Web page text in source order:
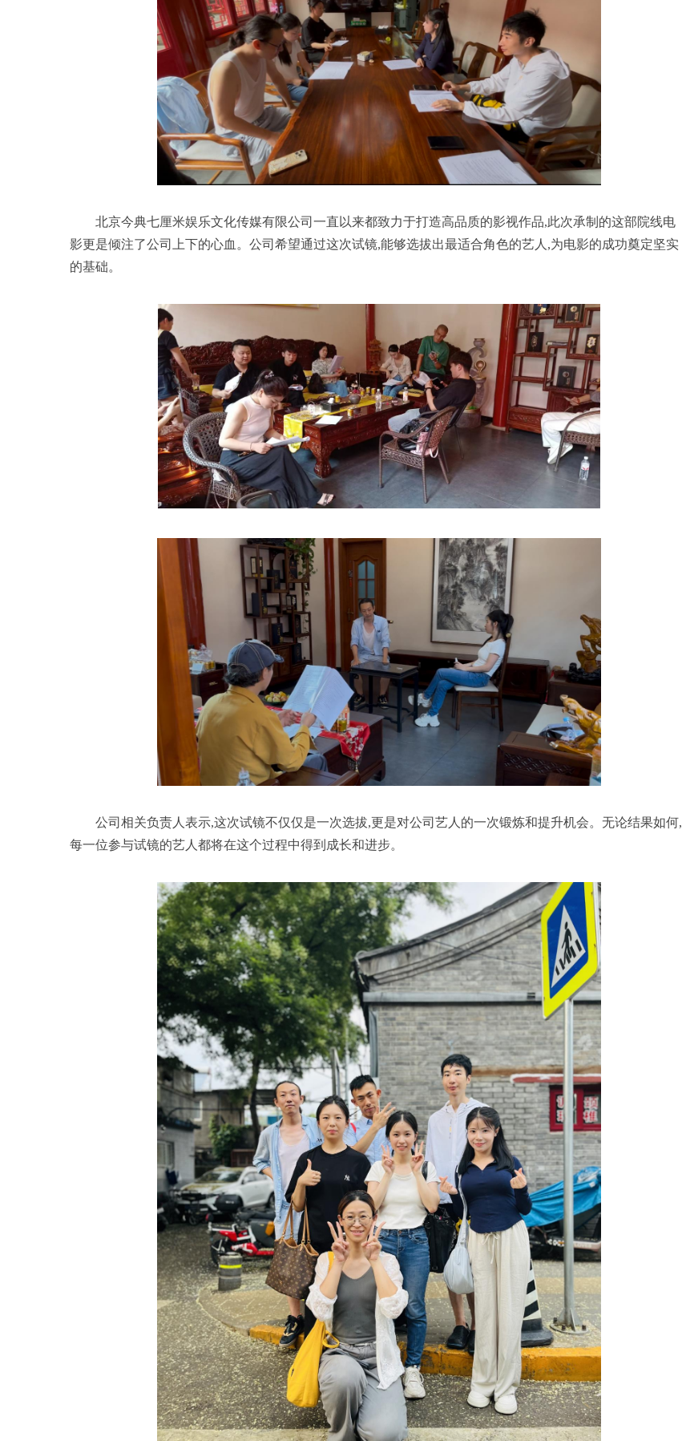
北京今典七厘米娱乐文化传媒有限公司一直以来都致力于打造高品质的影视作品,此次承制的这部院线电
影更是倾注了公司上下的心血。公司希望通过这次试镜,能够选拔出最适合角色的艺人,为电影的成功奠定坚实
的基础。
公司相关负责人表示,这次试镜不仅仅是一次选拔,更是对公司艺人的一次锻炼和提升机会。无论结果如何,
每一位参与试镜的艺人都将在这个过程中得到成长和进步。